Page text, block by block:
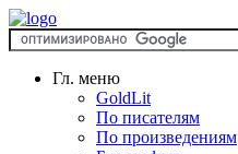
Гл. меню
GoldLit
По писателям
По произведениям